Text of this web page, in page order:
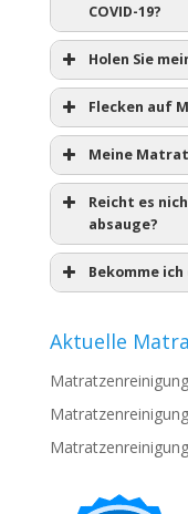
COVID-19?
Holen Sie
Flecken auf
Meine
Reicht es
absauge?
Bekomme
Aktuelle